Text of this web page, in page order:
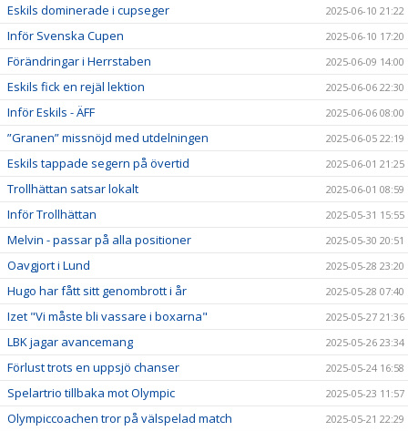
Eskils dominerade i cupseger 2025-06-10 21:22
Inför Svenska Cupen 2025-06-10 17:20
Förändringar i Herrstaben 2025-06-09 14:00
Eskils fick en rejäl lektion 2025-06-06 22:30
Inför Eskils - ÄFF 2025-06-06 08:00
”Granen” missnöjd med utdelningen 2025-06-05 22:19
Eskils tappade segern på övertid 2025-06-01 21:25
Trollhättan satsar lokalt 2025-06-01 08:59
Inför Trollhättan 2025-05-31 15:55
Melvin - passar på alla positioner 2025-05-30 20:51
Oavgjort i Lund 2025-05-28 23:20
Hugo har fått sitt genombrott i år 2025-05-28 07:40
Izet "Vi måste bli vassare i boxarna" 2025-05-27 21:36
LBK jagar avancemang 2025-05-26 23:34
Förlust trots en uppsjö chanser 2025-05-24 16:58
Spelartrio tillbaka mot Olympic 2025-05-23 11:57
Olympiccoachen tror på välspelad match 2025-05-21 22:29